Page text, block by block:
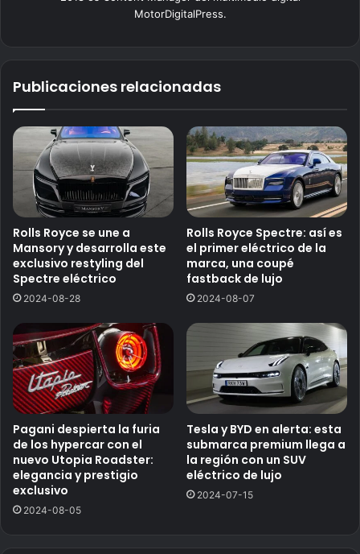
MotorDigitalPress.
Publicaciones relacionadas
Rolls Royce se une a
Mansory y desarrolla este
exclusivo restyling del
Spectre eléctrico
2024-08-28
Rolls Royce Spectre: así es
el primer eléctrico de la
marca, una coupé
fastback de lujo
2024-08-07
Pagani despierta la furia
de los hypercar con el
nuevo Utopia Roadster:
elegancia y prestigio
exclusivo
2024-08-05
Tesla y BYD en alerta: esta
submarca premium llega a
la región con un SUV
eléctrico de lujo
2024-07-15